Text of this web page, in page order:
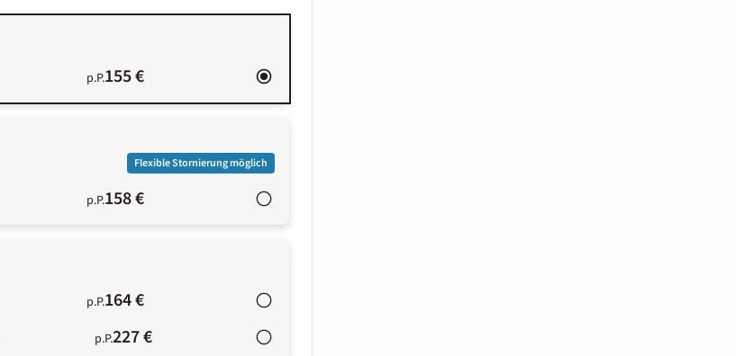
p.P.155 €
Flexible Stornierung möglich
p.P.158 €
p.P.164 €
p.P.227 €